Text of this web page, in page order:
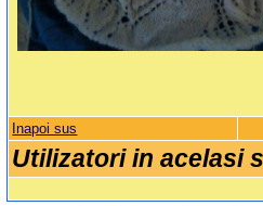
Inapoi sus
Utilizatori in acelasi